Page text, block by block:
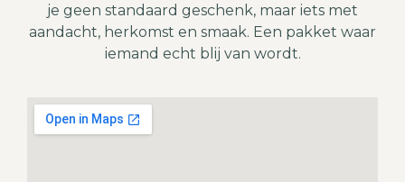
je geen standaard geschenk, maar iets met
aandacht, herkomst en smaak. Een pakket waar
iemand echt blij van wordt.